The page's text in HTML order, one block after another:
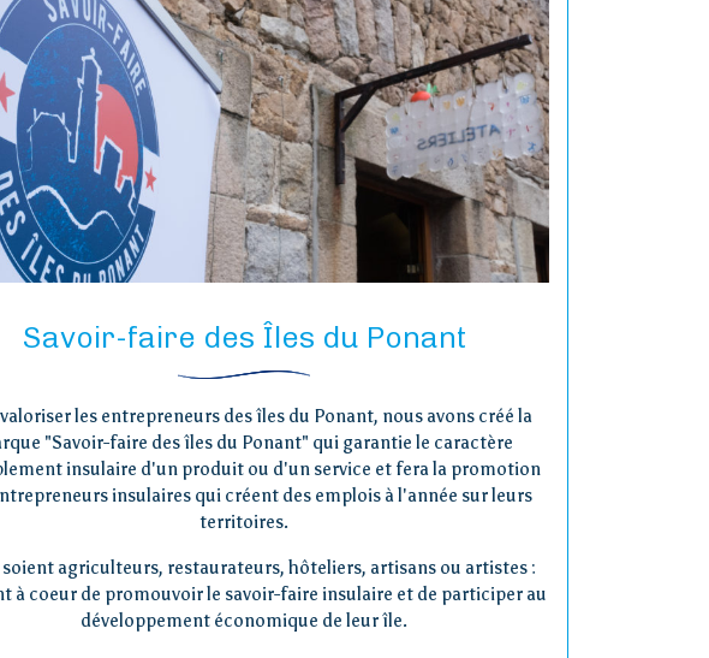
Savoir-faire des Îles du Ponant
les entrepreneurs des îles du Ponant, nous avons créé la
"Savoir-faire des îles du Ponant" qui garantie le caractère
insulaire d'un produit ou d'un service et fera la promotion
insulaires qui créent des emplois à l'année sur leurs
territoires.
soient agriculteurs, restaurateurs, hôteliers, artisans ou artistes :
à coeur de promouvoir le savoir-faire insulaire et de participer au
développement économique de leur île.